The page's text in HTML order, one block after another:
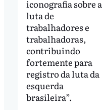
iconografia sobre a
luta de
trabalhadores e
trabalhadoras,
contribuindo
fortemente para
registro da luta da
esquerda
brasileira”.